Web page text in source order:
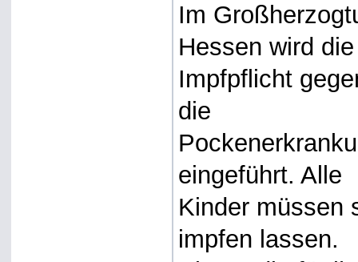
Im
Hessen wird die
Impfpflicht
die
eingeführt. Alle
Kinder müssen
impfen lassen.